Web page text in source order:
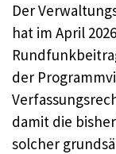
Der
hat im April
der
damit die
solcher